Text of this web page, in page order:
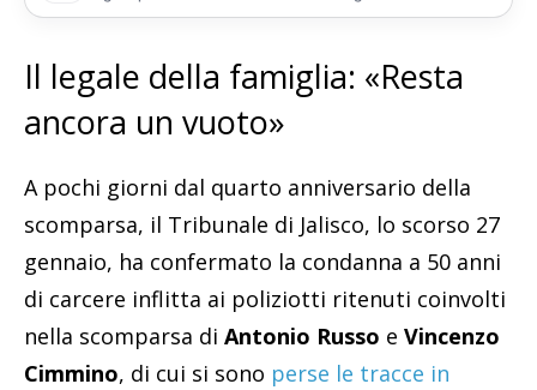
Il legale della famiglia: «Resta
ancora un vuoto»
A pochi giorni dal quarto anniversario della
scomparsa, il Tribunale di Jalisco, lo scorso 27
gennaio, ha confermato la condanna a 50 anni
di carcere inflitta ai poliziotti ritenuti coinvolti
nella scomparsa di Antonio Russo e Vincenzo
Cimmino, di cui si sono perse le tracce in